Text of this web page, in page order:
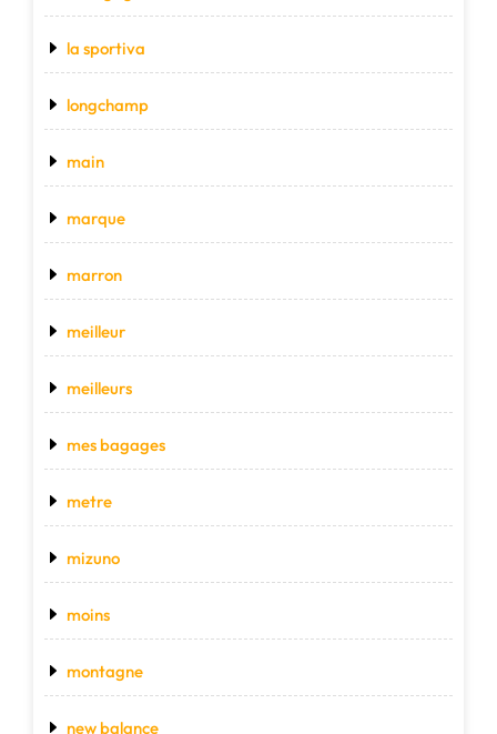
la sportiva
longchamp
main
marque
marron
meilleur
meilleurs
mes bagages
metre
mizuno
moins
montagne
new balance